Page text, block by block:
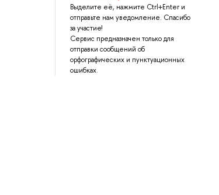
Выделите её, нажмите Ctrl+Enter и
отправьте нам уведомление. Спасибо
за участие!
Сервис предназначен только для
отправки сообщений об
орфографических и пунктуационных
ошибках.